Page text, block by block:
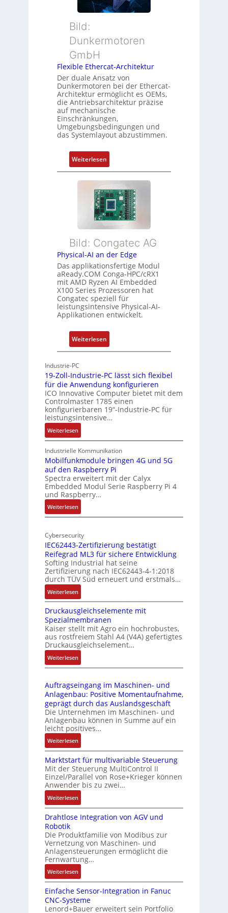
s
e
w
a
c
h
u
n
g
i
s
s
u
n
g
u
n
Z
u
s
t
a
n
d
ü
b
e
r
w
a
c
h
u
n
g
u
e
t
y
p
s
o
r
g
t
f
ü
r
m
e
h
r
i
s
t
u
n
g
Bild:
Dunkermotoren
GmbH
Flexible Ethercat-Architektur
Der duale Ansatz von
Dunkermotoren bei der Ethercat-
Architektur ermöglicht es OEMs,
die Antriebsarchitektur präzise
auf mechanische
Einschränkungen,
Umgebungsbedingungen und
das Systemlayout abzustimmen.
Weiterlesen:
F
l
e
x
i
b
e
E
t
h
e
r
c
a
t
-
A
c
h
i
t
e
r
Bild: Congatec AG
Physical-AI an der Edge
Das applikationsfertige Modul
aReady.COM Conga-HPC/cRX1
mit AMD Ryzen AI Embedded
X100 Series Prozessoren hat
Congatec speziell für
leistungsintensive Physical-AI-
Applikationen entwickelt.
Weiterlesen:
P
s
i
c
a
I
a
n
d
E
g
e
Industrie-PC
19-Zoll-Industrie-PC lässt sich flexibel
für die Anwendung konfigurieren
ICO Innovative Computer bietet mit dem
Controlmaster 1785 einen
konfigurierbaren 19“-Industrie-PC für
leistungsintensive…
Weiterlesen:
1
9
-
Z
o
l
l
-
I
d
u
t
r
i
e
-
P
C
l
ä
s
s
s
c
h
f
l
e
x
i
b
e
l
f
ü
r
i
e
A
n
w
e
n
d
Industrielle Kommunikation
Mobilfunkmodule bringen 4G und 5G
auf den Raspberry Pi
Spectra erweitert mit der Calyx
Embedded Modul Serie Raspberry Pi 4
und Raspberry…
Weiterlesen:
M
b
i
f
u
n
k
m
o
d
u
l
e
b
r
i
n
e
n
4
G
u
n
d
5
G
a
u
f
e
n
R
a
s
p
b
e
Cybersecurity
IEC62443-Zertifizierung bestätigt
Reifegrad ML3 für sichere Entwicklung
Softing Industrial hat seine
Zertifizierung nach IEC62443-4-1:2018
durch TÜV Süd erneuert und erstmals…
Weiterlesen:
I
E
C
6
2
4
4
3
Z
e
r
t
i
i
e
r
n
g
e
s
t
ä
t
i
g
t
R
Druckausgleichselemente mit
Spezialmembranen
Kaiser stellt mit Agro ein hochrobustes,
aus rostfreiem Stahl A4 (V4A) gefertigtes
Druckausgleichselement…
Weiterlesen:
D
u
c
k
a
u
s
g
l
e
i
c
h
s
e
m
e
n
t
e
m
i
t
Auftragseingang im Maschinen- und
Anlagenbau: Positive Momentaufnahme,
geprägt durch das Auslandsgeschäft
Die Unternehmen im Maschinen- und
Anlagenbau können in Summe auf ein
leicht positives…
Weiterlesen:
A
u
f
t
r
a
g
s
i
n
g
a
n
i
m
Marktstart für multivariable Steuerung
Mit der Steuerung MultiControl II
Einzel/Parallel von Rose+Krieger können
Anwender bis zu zwei…
Weiterlesen:
M
a
k
t
s
t
a
r
t
f
Drahtlose Integration von AGV und
Robotik
Die Produktfamilie von Modibus zur
Vernetzung von Maschinen- und
Anlagensteuerungen ermöglicht die
Fernwartung…
Weiterlesen:
D
r
a
h
Einfache Sensor-Integration in Fanuc
CNC-Systeme
Lenord+Bauer erweitert sein Portfolio